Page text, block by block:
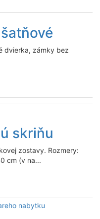
dvierka, zámky bez
skriňu
zostavy. Rozmery:
cm (v na...